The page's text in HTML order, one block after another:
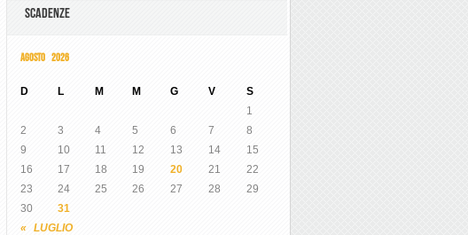
SCADENZE
AGOSTO 2026
D L M M G V S
« LUGLIO
1
2
3 4 5 6 7
8
9
10 11 12 13 14
15
16
17 18 19 20 21
22
23
24 25 26 27 28
29
30
31